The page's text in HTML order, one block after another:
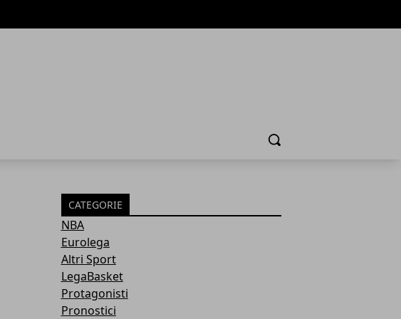
Cerca
CATEGORIE
NBA
Eurolega
Altri Sport
LegaBasket
Protagonisti
Pronostici